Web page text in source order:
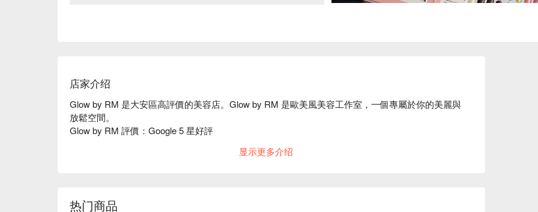
店家介绍
Glow by RM 是大安區高評價的美容店。Glow by RM 是歐美風美容工作室，一個專屬於你的美麗與
放鬆空間。
Glow by RM 評價：Google 5 星好評
Glow by RM 推薦：以簡約自然的 in’s 風格，打造輕奢又溫暖的美容體驗。這裡不只是變美的地
显示更多介绍
热门商品